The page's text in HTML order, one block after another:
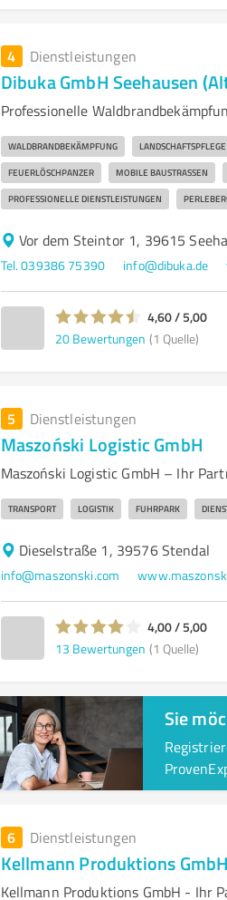
4 Dienstleistungen
Dibuka GmbH Seehausen
Professionelle
WALDBRANDBEKÄMPFUNG LANDSCHAFTSPFLEGE
FEUERLÖSCHPANZER MOBILE BAUSTRASSEN
PROFESSIONELLE DIENSTLEISTUNGEN
Vor dem Steintor 1, 39615
Tel. 039386 75390 info@dibuka.de
4,60 / 5,00
20 Bewertungen (1 Quelle)
5 Dienstleistungen
Maszoński Logistic GmbH
Maszoński Logistic GmbH – Ihr
TRANSPORT LOGISTIK FUHRPARK
Dieselstraße 1, 39576 Stendal
info@maszonski.com
4,00 / 5,00
13 Bewertungen (1 Quelle)
Sie
6 Dienstleistungen
Kellmann Produktions GmbH
Kellmann Produktions GmbH - Ihr